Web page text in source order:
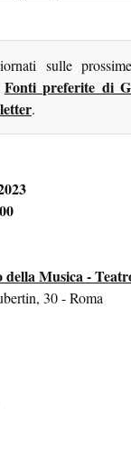
sulle
Fonti preferite di
.
Musica -
30 - Roma